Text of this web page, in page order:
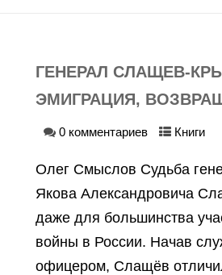
ГЕНЕРАЛ СЛАЩЕВ-
ЭМИГРАЦИЯ,
0 комментариев Книги
Олег Смыслов Судьба
Якова Александровича
даже для большинства
войны в России. Начав
офицером, Слащёв